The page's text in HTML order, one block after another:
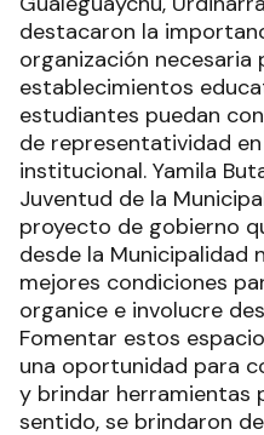
destacaron la
organización
establecimientos
estudiantes puedan
de representatividad
institucional. Yamila
Juventud de la
proyecto de gobierno
desde la Municipalidad
mejores condiciones
organice e involucre
Fomentar estos
una oportunidad para
y brindar herramientas
sentido, se brindaron